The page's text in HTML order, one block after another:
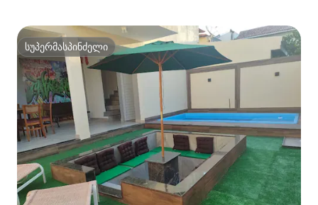
სუპერმასპინძელი
სუპერმასპინძელი